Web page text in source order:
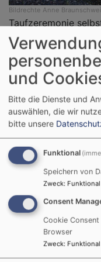
Bildrechte Anne
Taufzeremonie
muss? Im Dekanat
Kirchengemeinden
im Freien an. Zum
Gemeindehauses,
„Einfach
auch im
und
Bitte die Dienste und
auswählen, die wir
bitte unsere
Funktional
Speichern von
Zweck: Funktional
Consent
Cookie
Browser
Zweck: Funktional